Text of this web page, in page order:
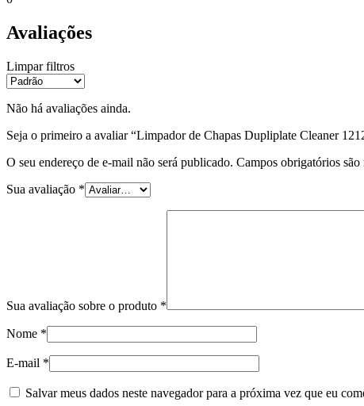
Avaliações
Limpar filtros
Não há avaliações ainda.
Seja o primeiro a avaliar “Limpador de Chapas Dupliplate Cleaner
O seu endereço de e-mail não será publicado. Campos obrigatórios são
Sua avaliação *
Sua avaliação sobre o produto *
Nome *
E-mail *
Salvar meus dados neste navegador para a próxima vez que eu